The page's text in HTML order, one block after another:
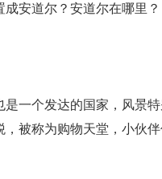
一个发达的国家，风景
被称为购物天堂，小伙